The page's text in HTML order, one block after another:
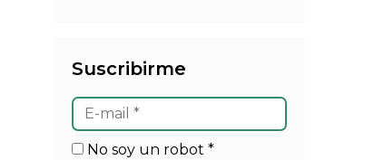
Suscribirme
No soy un robot *